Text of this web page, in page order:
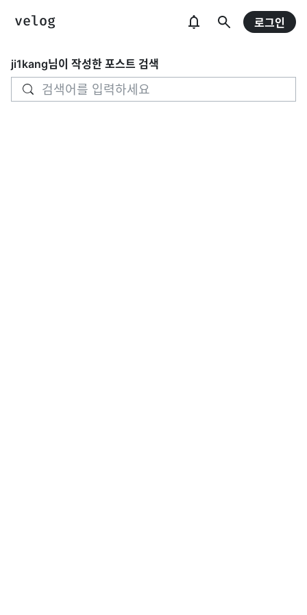
로그인
ji1kang님이 작성한 포스트 검색